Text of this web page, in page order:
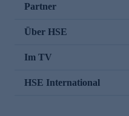
Partner
Über HSE
Im TV
HSE International